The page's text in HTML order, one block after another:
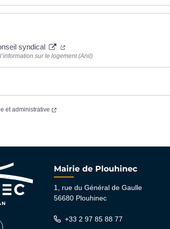
syndical (ouverture dans un nouvel onglet)
sur le logement (Anil)
et administrative (ouverture dans un nouvel onglet)
Mairie de Plouhinec
1, rue du Général de Gaulle
56680 Plouhinec
+33 2 97 85 88 77